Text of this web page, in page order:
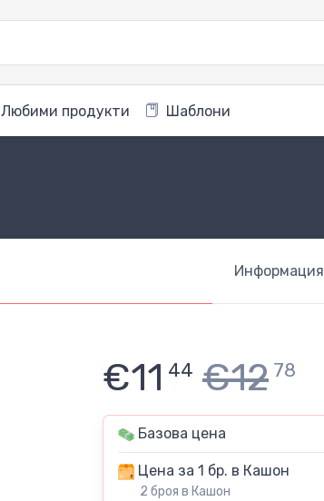
Любими продукти Шаблони
Информация
€11 44 €12 78
Базова цена
Цена за 1 бр. в Кашон
2 броя в Кашон